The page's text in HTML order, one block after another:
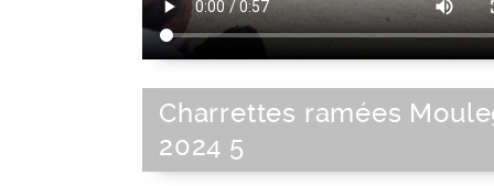
Charrettes ramées
2024 5